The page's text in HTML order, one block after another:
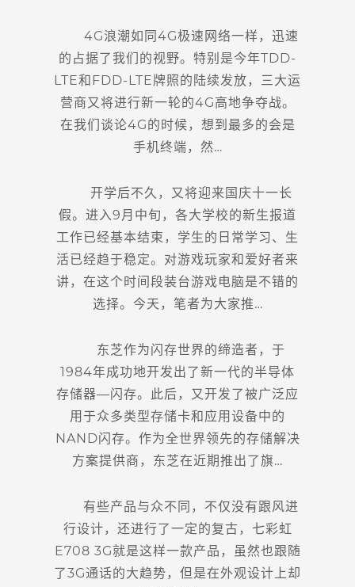
4G浪潮如同4G极速网络一样，迅速
的占据了我们的视野。特别是今年TDD-
LTE和FDD-LTE牌照的陆续发放，三大运
营商又将进行新一轮的4G高地争夺战。
在我们谈论4G的时候，想到最多的会是
手机终端，然…
开学后不久，又将迎来国庆十一长
假。进入9月中旬，各大学校的新生报道
工作已经基本结束，学生的日常学习、生
活已经趋于稳定。对游戏玩家和爱好者来
讲，在这个时间段装台游戏电脑是不错的
选择。今天，笔者为大家推…
东芝作为闪存世界的缔造者，于
1984年成功地开发出了新一代的半导体
存储器—闪存。此后，又开发了被广泛应
用于众多类型存储卡和应用设备中的
NAND闪存。作为全世界领先的存储解决
方案提供商，东芝在近期推出了旗…
有些产品与众不同，不仅没有跟风进
行设计，还进行了一定的复古，七彩虹
E708 3G就是这样一款产品，虽然也跟随
了3G通话的大趋势，但是在外观设计上却